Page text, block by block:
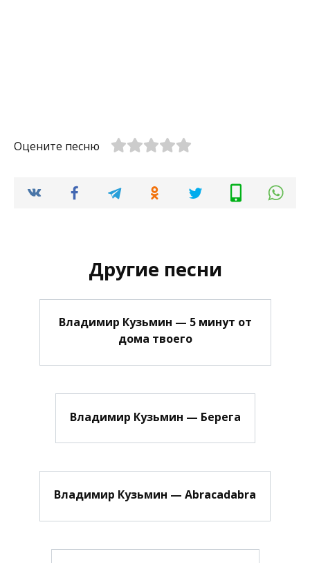
Оцените песню
Другие песни
Владимир Кузьмин — 5 минут от
дома твоего
Владимир Кузьмин — Берега
Владимир Кузьмин — Abracadabra